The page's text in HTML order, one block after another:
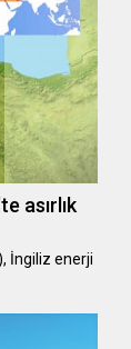
asırlık
İngiliz enerji